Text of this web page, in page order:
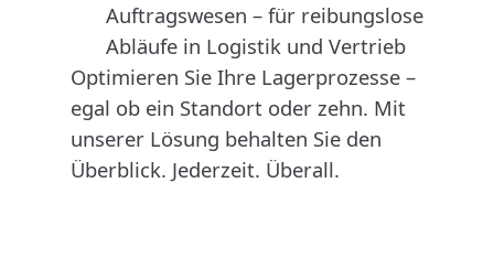
Auftragswesen – für reibungslose
Abläufe in Logistik und Vertrieb
Optimieren Sie Ihre Lagerprozesse –
egal ob ein Standort oder zehn. Mit
unserer Lösung behalten Sie den
Überblick. Jederzeit. Überall.